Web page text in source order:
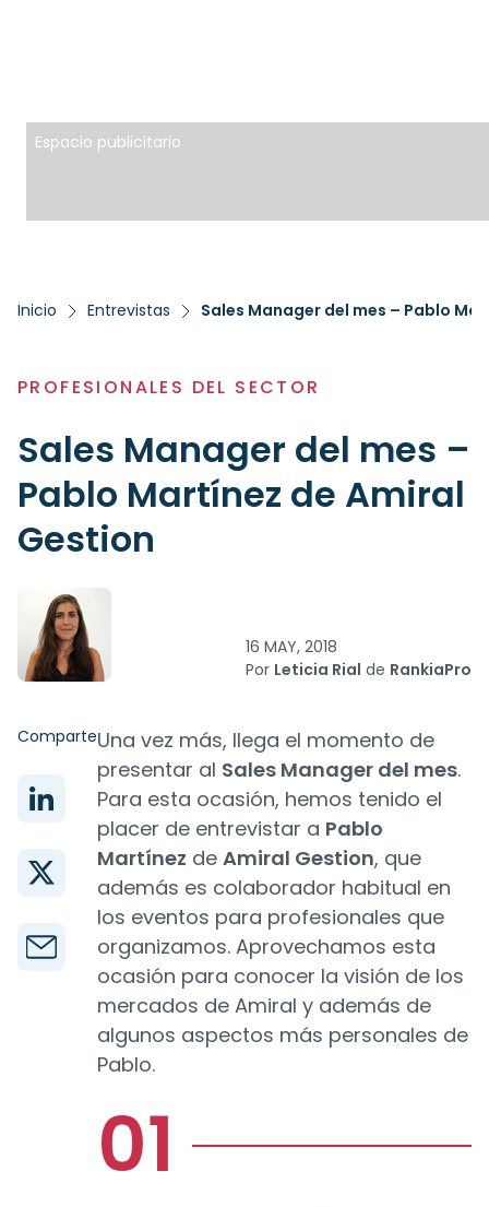
Espacio publicitario
Inicio Entrevistas Sales Manager del mes – Pablo
PROFESIONALES DEL SECTOR
Sales Manager del mes –
Pablo Martínez de Amiral
Gestion
16 MAY, 2018
Por Leticia Rial de RankiaPro
ComparteUna vez más, llega el momento de
presentar al Sales Manager del mes.
Para esta ocasión, hemos tenido el
placer de entrevistar a Pablo
Martínez de Amiral Gestion, que
además es colaborador habitual en
los eventos para profesionales que
organizamos. Aprovechamos esta
ocasión para conocer la visión de los
mercados de Amiral y además de
algunos aspectos más personales de
Pablo.